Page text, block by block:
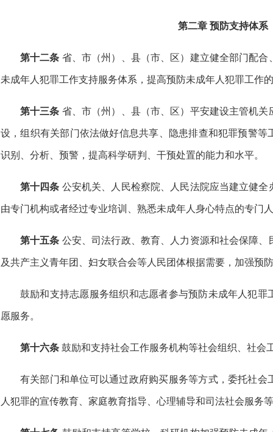
第二章 预防支持体系
第十二条 省、市（州）、县（市、区）建立健全部门配
未成年人犯罪工作支持服务体系，提高预防未成年人犯罪工作
第十三条 省、市（州）、县（市、区）平安建设主管机
设，组织有关部门依法做好信息共享、隐患排查和犯罪预警
识别、分析、预警，提高科学研判、干预处置的能力和水平。
第十四条 公安机关、人民检察院、人民法院应当建立健
由专门机构或者经过专业培训、熟悉未成年人身心特点的专门
第十五条 公安、司法行政、教育、人力资源和社会保障
及共产主义青年团、妇女联合会等人民团体根据需要，加强预
鼓励和支持志愿服务组织和志愿者参与预防未成年人犯
愿服务。
第十六条 鼓励和支持社会工作服务机构等社会组织、社会
有关部门和单位可以通过政府购买服务等方式，委托社
人犯罪的宣传教育、家庭教育指导、心理辅导和司法社会服务